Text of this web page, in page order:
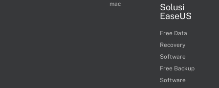
mac
Solusi
EaseUS
Free Data
Recovery
Software
Free Backup
Software